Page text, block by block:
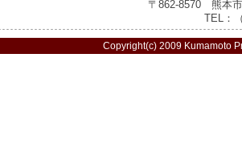
〒862-8570 熊本
TEL：
Copyright(c) 2009 Kumamoto